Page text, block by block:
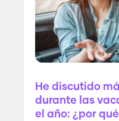
He discutido
durante las
el año: ¿por